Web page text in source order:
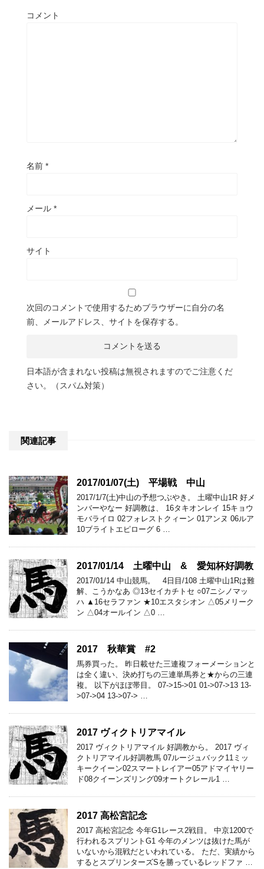
コメント
名前 *
メール *
サイト
次回のコメントで使用するためブラウザーに自分の名
前、メールアドレス、サイトを保存する。
日本語が含まれない投稿は無視されますのでご注意くだ
さい。（スパム対策）
関連記事
2017/01/07(土) 平場戦 中山
2017/1/7(土)中山の予想つぶやき。 土曜中山1R 好メ
ンバーやなー 好調教は、 16タキオンレイ 15キョウ
モバライロ 02フォレストクィーン 01アンヌ 06ルア
10ブライトエピローグ 6 …
2017/01/14 土曜中山 & 愛知杯好調教
2017/01/14 中山競馬。 4日目/108 土曜中山1Rは難
解、こうかなあ ◎13セイカチトセ ○07ニシノマッ
ハ ▲16セラファン ★10エスタシオン △05メリーク
ン △04オールイン △0 …
2017 秋華賞 #2
馬券買った。 昨日載せた三連複フォーメーションと
は全く違い、決め打ちの三連単馬券と★からの三連
複。 以下がほぼ帯目。 07->15->01 01->07->13 13-
>07->04 13->07-> …
2017 ヴィクトリアマイル
2017 ヴィクトリアマイル 好調教から。 2017 ヴィ
クトリアマイル好調教馬 07ルージュバック11ミッ
キークイーン02スマートレイアー05アドマイヤリー
ド08クイーンズリング09オートクレール1 …
2017 高松宮記念
2017 高松宮記念 今年G1レース2戦目。 中京1200で
行われるスプリントG1 今年のメンツは抜けた馬が
いないから混戦だといわれている。 ただ、実績から
するとスプリンターズSを勝っているレッドファ …